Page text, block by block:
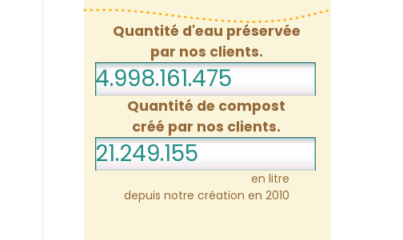
Quantité d'eau préservée
par nos clients.
4.998.161.518
Quantité de compost
créé par nos clients.
21.249.155
en litre
depuis notre création en 2010